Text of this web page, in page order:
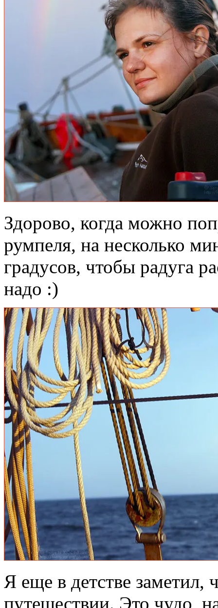
Здорово, когда можно
румпеля, на несколько
градусов, чтобы радуга
надо :)
Я еще в детстве заметил,
путешествии. Это чудо,